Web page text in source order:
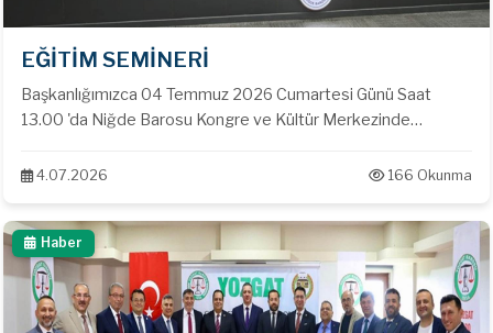
EĞİTİM SEMİNERİ
Başkanlığımızca 04 Temmuz 2026 Cumartesi Günü Saat
13.00 'da Niğde Barosu Kongre ve Kültür Merkezinde
ATALAY ve Sivas Cumhuriyet Üniversitesi Öğretim Üyesi Prof.
seminer gerçekleştirilmiştir.
4.07.2026 166 Okunma
Haber